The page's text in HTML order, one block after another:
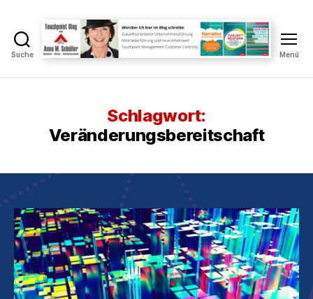
Suche
Touchpoint
Blog
Schüller
Menü
Schlagwort:
Veränderungsbereitschaft